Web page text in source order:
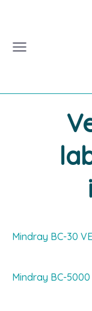
Mindray BC-30
Mindray BC-